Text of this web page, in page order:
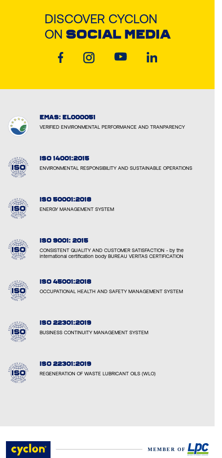
DISCOVER CYCLON
ON SOCIAL MEDIA
EMAS: EL000051
VERIFIED ENVIRONMENTAL PERFORMANCE AND TRANPARENCY
ISO 14001:2015
ENVIRONMENTAL RESPONSIBILITY AND SUSTAINABLE OPERATIONS
ISO 50001:2018
ENERGY MANAGEMENT SYSTEM
ISO 9001: 2015
CONSISTENT QUALITY AND CUSTOMER SATISFACTION - by the
international certification body BUREAU VERITAS CERTIFICATION
ISO 45001:2018
OCCUPATIONAL HEALTH AND SAFETY MANAGEMENT SYSTEM
ISO 22301:2019
BUSINESS CONTINUITY MANAGEMENT SYSTEM
ISO 22301:2019
REGENERATION OF WASTE LUBRICANT OILS (WLO)